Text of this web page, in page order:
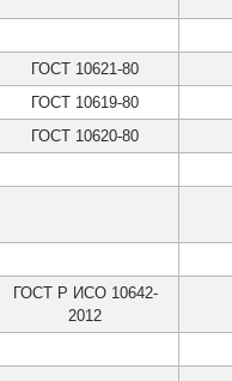
ГОСТ 10621-80
ГОСТ 10619-80
ГОСТ 10620-80
ГОСТ Р ИСО 10642-
2012